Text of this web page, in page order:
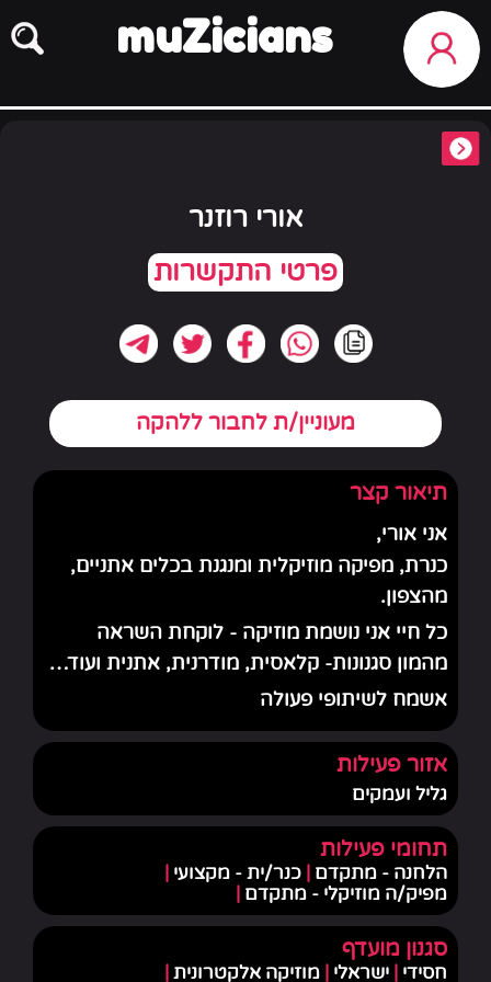
muZicians
אורי רוזנר
מעוניין/ת לחבור ללהקה
תיאור קצר
אני אורי,
כנרת, מפיקה מוזיקלית ומנגנת בכלים אתניים,
מהצפון.
כל חיי אני נושמת מוזיקה - לוקחת השראה
מהמון סגנונות- קלאסית, מודרנית, אתנית ועוד…
אשמח לשיתופי פעולה
אזור פעילות
גליל ועמקים
תחומי פעילות
הלחנה - מתקדם כנר/ית - מקצועי
מפיק/ה מוזיקלי - מתקדם
סגנון מועדף
חסידי ישראלי מוזיקה אלקטרונית